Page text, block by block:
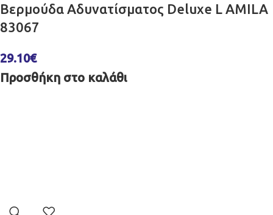
Βερμούδα Αδυνατίσματος Deluxe L AMILA
83067
29.10€
Προσθήκη στο καλάθι